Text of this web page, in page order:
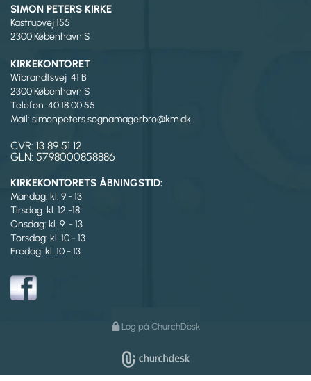
SIMON PETERS KIRKE
Kastrupvej 155
2300 København S
KIRKEKONTORET
Wibrandtsvej 41 B
2300 København S
Telefon: 40 18 00 55
Mail: simonpeters.sognamagerbro@km.dk
CVR: 13 89 51 12
GLN: 5798000858886
KIRKEKONTORETS ÅBNINGSTID:
Mandag: kl. 9 - 13
Tirsdag: kl. 12 -18
Onsdag: kl. 9 - 13
Torsdag: kl. 10 - 13
Fredag: kl. 10 - 13
Log på ChurchDesk